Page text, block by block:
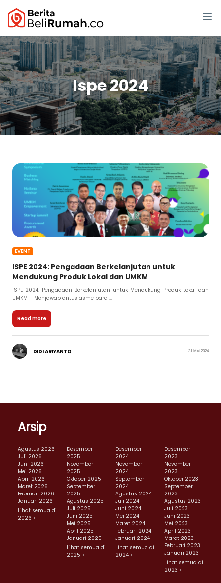
Ispe 2024
EVENT
ISPE 2024: Pengadaan Berkelanjutan untuk
Mendukung Produk Lokal dan UMKM
ISPE 2024: Pengadaan Berkelanjutan untuk Mendukung Produk Lokal dan
UMKM – Menjawab antusiasme para ...
Read more
DIDI ARIYANTO 31 Mei 2024
Arsip
Agustus 2026
Juli 2026
Juni 2026
Mei 2026
April 2026
Maret 2026
Februari 2026
Januari 2026
Lihat semua di
2026 >
Desember
2025
November
2025
Oktober 2025
September
2025
Agustus 2025
Juli 2025
Juni 2025
Mei 2025
April 2025
Januari 2025
Lihat semua di
2025 >
Desember
2024
November
2024
September
2024
Agustus 2024
Juli 2024
Juni 2024
Mei 2024
Maret 2024
Februari 2024
Januari 2024
Lihat semua di
2024 >
Desember
2023
November
2023
Oktober 2023
September
2023
Agustus 2023
Juli 2023
Juni 2023
Mei 2023
April 2023
Maret 2023
Februari 2023
Januari 2023
Lihat semua di
2023 >